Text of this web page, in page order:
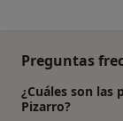
Preguntas
¿Cuáles son las
Pizarro?